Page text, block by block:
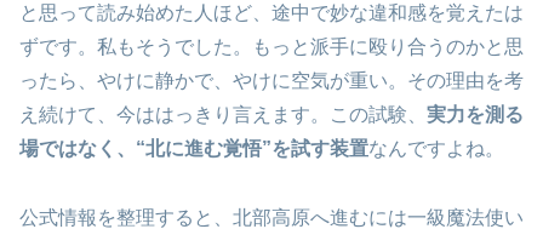
と思って読み始めた人ほど、途中で妙な違和感を覚えたは
ずです。私もそうでした。もっと派手に殴り合うのかと思
ったら、やけに静かで、やけに空気が重い。その理由を考
え続けて、今ははっきり言えます。この試験、 実力を測る
場ではなく、“北に進む覚悟”を試す装置なんですよね。
公式情報を整理すると、北部高原へ進むには一級魔法使い